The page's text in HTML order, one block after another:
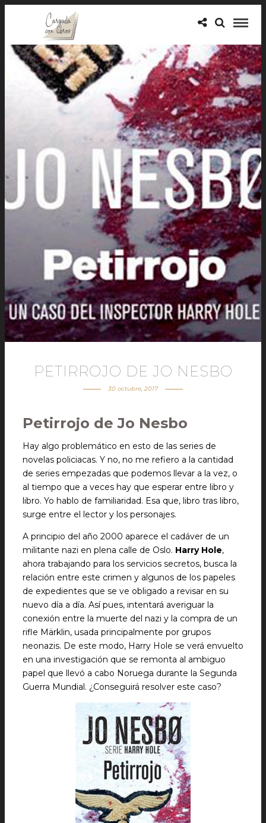
PETIRROJO DE JO NESBO
30 octubre, 2017
Petirrojo de Jo Nesbo
Hay algo problemático en esto de las series de
novelas policiacas. Y no, no me refiero a la cantidad
de series empezadas que podemos llevar a la vez, o
al tiempo que a veces hay que esperar entre libro y
libro. Yo hablo de familiaridad. Esa que, libro tras libro,
surge entre el lector y los personajes.
A principio del año 2000 aparece el cadáver de un
militante nazi en plena calle de Oslo. Harry Hole,
ahora trabajando para los servicios secretos, busca la
relación entre este crimen y algunos de los papeles
de expedientes que se ve obligado a revisar en su
nuevo día a día. Así pues, intentará averiguar la
conexión entre la muerte del nazi y la compra de un
rifle Märklin, usada principalmente por grupos
neonazis. De este modo, Harry Hole se verá envuelto
en una investigación que se remonta al ambiguo
papel que llevó a cabo Noruega durante la Segunda
Guerra Mundial. ¿Conseguirá resolver este caso?